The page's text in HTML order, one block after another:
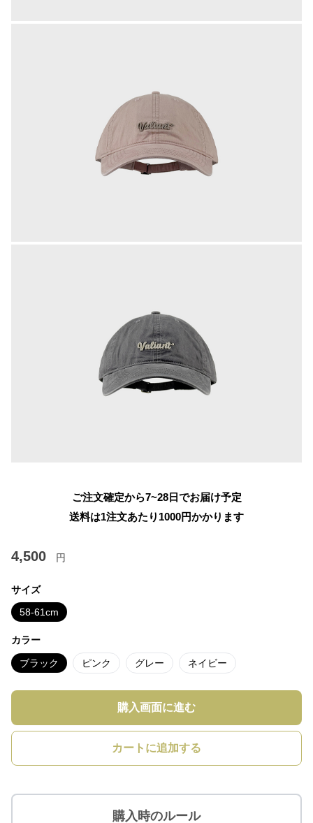
ご注文確定から7~28日でお届け予定
送料は1注文あたり 1000円かかります
4,500 円
サイズ
58-61cm
カラー
ブラック ピンク グレー ネイビー
購入画面に進む
カートに追加する
購入時のルール